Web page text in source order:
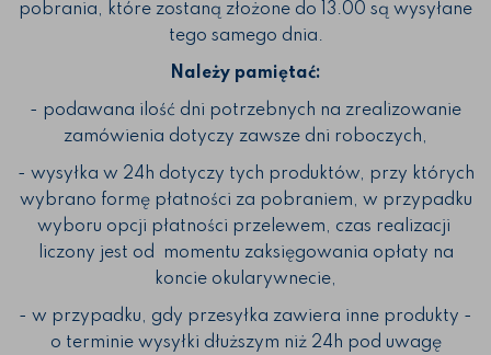
pobrania, które zostaną złożone do 13.00 są wysyłane
tego samego dnia.
Należy pamiętać:
- podawana ilość dni potrzebnych na zrealizowanie
zamówienia dotyczy zawsze dni roboczych,
- wysyłka w 24h dotyczy tych produktów, przy których
wybrano formę płatności za pobraniem, w przypadku
wyboru opcji płatności przelewem, czas realizacji
liczony jest od momentu zaksięgowania opłaty na
koncie okularywnecie,
- w przypadku, gdy przesyłka zawiera inne produkty -
o terminie wysyłki dłuższym niż 24h pod uwagę